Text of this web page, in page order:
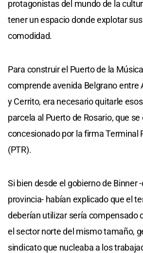
protagonistas del mundo de la
tener un espacio donde explotar
comodidad.
Para construir el Puerto de la
comprende avenida Belgrano entre
y Cerrito, era necesario quitarle
parcela al Puerto de Rosario, que
concesionado por la firma Terminal
(PTR).
Si bien desde el gobierno de Binner
provincia- habían explicado que el
deberían utilizar sería compensado
el sector norte del mismo tamaño,
sindicato que nucleaba a los